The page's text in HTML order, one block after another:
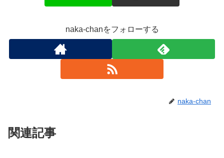
naka-chanをフォローする
naka-chan
関連記事